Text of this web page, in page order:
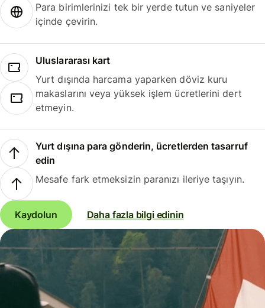
Para birimlerinizi tek bir yerde tutun ve saniyeler
içinde çevirin.
Uluslararası kart
Yurt dışında harcama yaparken döviz kuru
makaslarını veya yüksek işlem ücretlerini dert
etmeyin.
Yurt dışına para gönderin, ücretlerden tasarruf
edin
Mesafe fark etmeksizin paranızı ileriye taşıyın.
Kaydolun Daha fazla bilgi edinin